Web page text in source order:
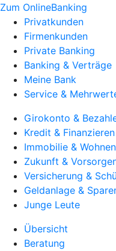
Zum OnlineBanking
Privatkunden
Firmenkunden
Private Banking
Banking & Verträge
Meine Bank
Service &
Girokonto &
Kredit & Finanzieren
Immobilie & Wohnen
Zukunft &
Versicherung &
Geldanlage &
Junge Leute
Übersicht
Beratung